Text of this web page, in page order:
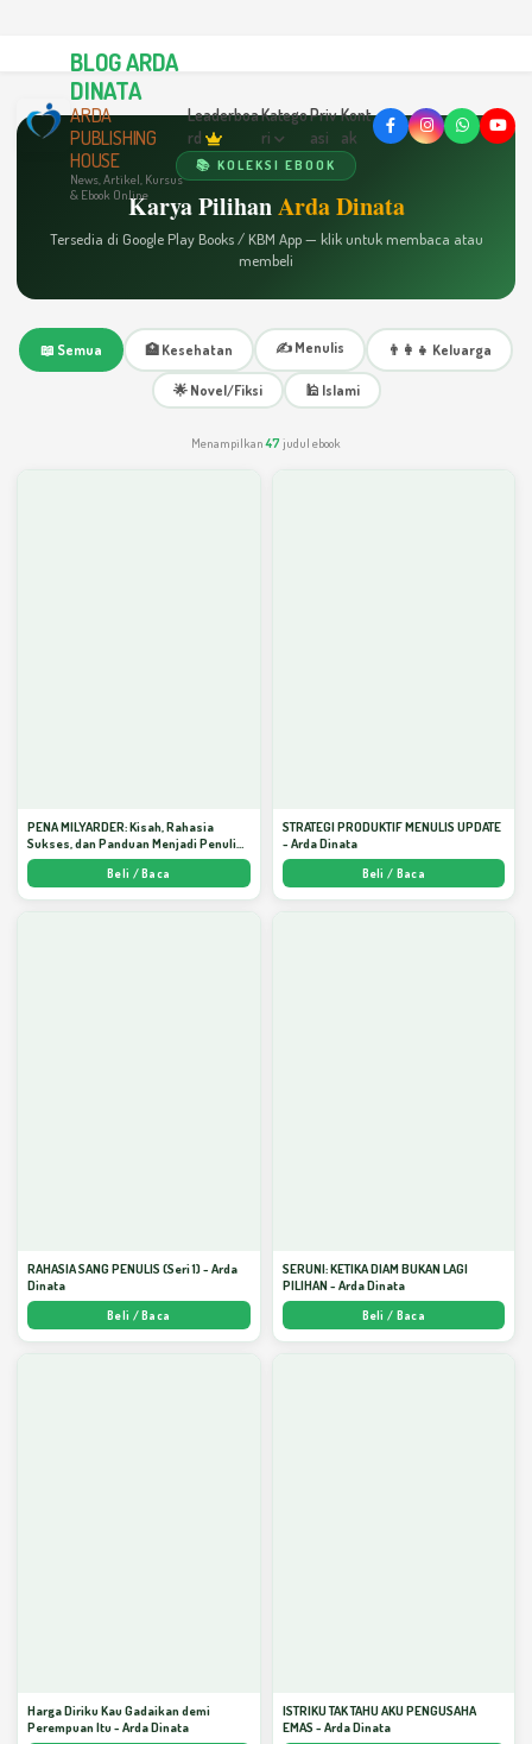
BLOG ARDA
DINATA
ARDA
PUBLISHING
HOUSE
News, Artikel, Kursus
& Ebook Online
Leaderboa
rd
Katego
ri
Priv
asi
Kont
ak
📚 KOLEKSI EBOOK
Karya PilihanArda Dinata
Tersedia di Google Play Books / KBM App — klik untuk membaca atau
membeli
📖 Semua 🏥 Kesehatan ✍️ Menulis 👨‍👩‍👧 Keluarga
🌟 Novel/Fiksi 🕌 Islami
Menampilkan47 judul ebook
PENA MILYARDER: Kisah, Rahasia
Sukses, dan Panduan Menjadi Penulis 1
Milyar di KBM App dari Nol - Arda Dinata
Beli / Baca
STRATEGI PRODUKTIF MENULIS UPDATE
- Arda Dinata
Beli / Baca
RAHASIA SANG PENULIS (Seri 1) - Arda
Dinata
Beli / Baca
SERUNI: KETIKA DIAM BUKAN LAGI
PILIHAN - Arda Dinata
Beli / Baca
Harga Diriku Kau Gadaikan demi
Perempuan Itu - Arda Dinata
ISTRIKU TAK TAHU AKU PENGUSAHA
EMAS - Arda Dinata